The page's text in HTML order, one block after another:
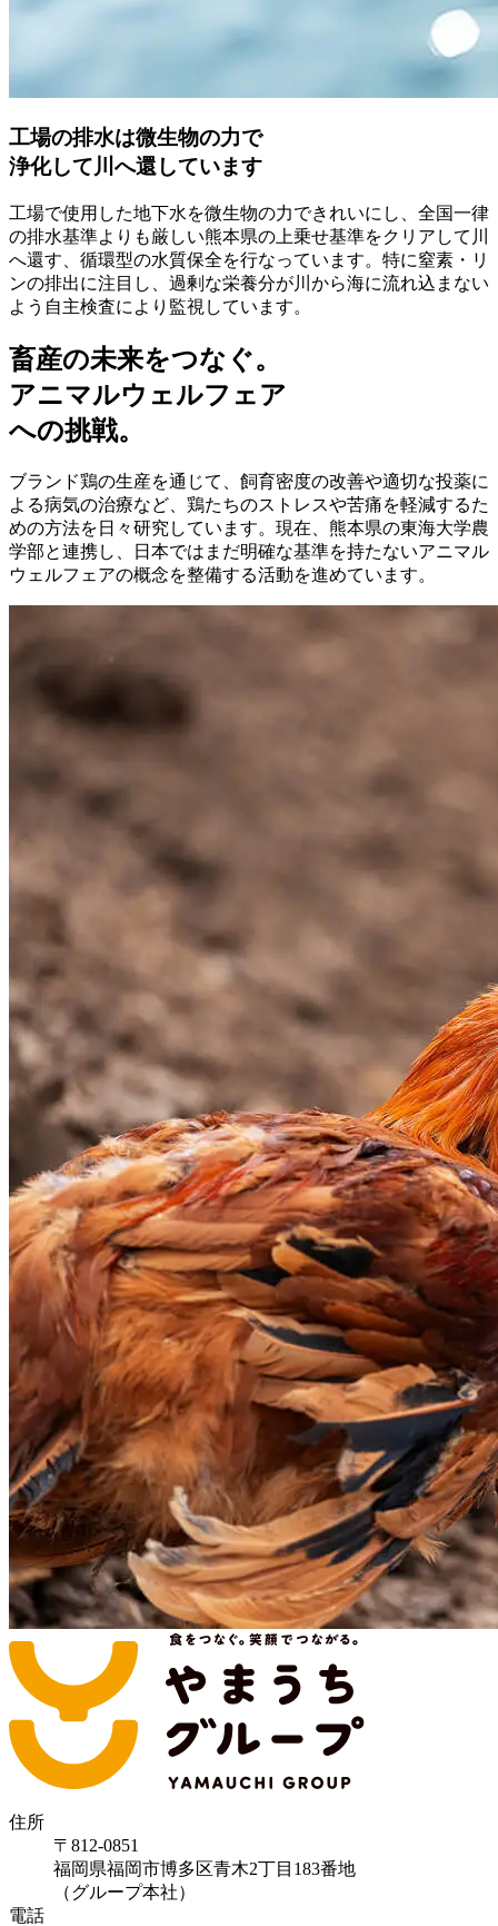
工場の排水は微生物の力で
浄化して川へ還しています
工場で使用した地下水を微生物の力できれいにし、全国一律
の排水基準よりも厳しい熊本県の上乗せ基準をクリアして川
へ還す、循環型の水質保全を行なっています。特に窒素・リ
ンの排出に注目し、過剰な栄養分が川から海に流れ込まない
よう自主検査により監視しています。
畜産の未来をつなぐ。
アニマルウェルフェア
への挑戦。
ブランド鶏の生産を通じて、飼育密度の改善や適切な投薬に
よる病気の治療など、鶏たちのストレスや苦痛を軽減するた
めの方法を日々研究しています。現在、熊本県の東海大学農
学部と連携し、日本ではまだ明確な基準を持たないアニマル
ウェルフェアの概念を整備する活動を進めています。
住所
〒812-0851
福岡県福岡市博多区青木2丁目183番地
（グループ本社）
電話